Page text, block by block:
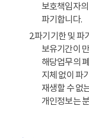
보호책임자
파기합니다.
2.파기기한 및 파
보유기간이
해당업무의
지체 없이 파
재생할 수 없
개인정보는